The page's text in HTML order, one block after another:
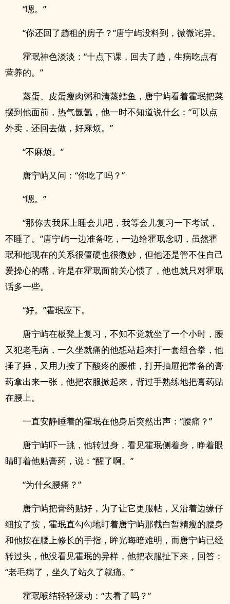
“嗯。”
“你还回了趟租的房子？”唐宁屿没料到，微微诧异。
霍珉神色淡淡：“十点下课，回去了趟，生病吃点有
营养的。”
蒸蛋、皮蛋瘦肉粥和清蒸鳕鱼，唐宁屿看着霍珉把菜
摆到他面前，热气氤氲，他一时不知道说什幺：“可以点
外卖，还回去做，好麻烦。”
“不麻烦。”
唐宁屿又问：“你吃了吗？”
“嗯。”
“那你去我床上睡会儿吧，我等会儿复习一下考试，
不睡了。”唐宁屿一边准备吃，一边给霍珉念叨，虽然霍
珉和他现在的关系很僵硬也很微妙，但他还是管不住自己
爱操心的嘴，许是在霍珉面前关心惯了，他也就只对霍珉
话多一些。
“好。”霍珉应下。
唐宁屿在板凳上复习，不知不觉就坐了一个小时，腰
又犯老毛病，一久坐就痛的他想站起来打一套组合拳，他
捶了捶，又用力按了下酸疼的腰椎，打开抽屉把常备的膏
药拿出来一张，他把衣服掀起来，背过手熟练地把膏药贴
在腰上。
一直安静睡着的霍珉在他身后突然出声：“腰痛？”
唐宁屿吓一跳，他转过身，看见霍珉侧着身，睁着眼
睛盯着他贴膏药，说：“醒了啊。”
“为什幺腰痛？”
唐宁屿把膏药贴好，为了让它更服帖，又沿着边缘仔
细按了按，霍珉直勾勾地盯着唐宁屿那截白皙精瘦的腰身
和他按在腰上修长的手指，眸光晦暗难明，而唐宁屿已经
转过头，他没看见霍珉的异样，他把衣服扯下来，回答：
“老毛病了，坐久了站久了就痛。”
霍珉喉结轻轻滚动：“去看了吗？”